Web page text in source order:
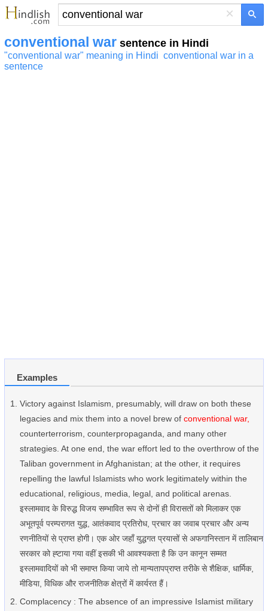
×
conventional war sentence in Hindi
"conventional war" meaning in Hindi conventional war in a
sentence
Examples
Victory against Islamism, presumably, will draw on both these
legacies and mix them into a novel brew of conventional war,
counterterrorism, counterpropaganda, and many other
strategies. At one end, the war effort led to the overthrow of the
Taliban government in Afghanistan; at the other, it requires
repelling the lawful Islamists who work legitimately within the
educational, religious, media, legal, and political arenas.
इस्लामवाद के विरुद्ध विजय सम्भावित रूप से दोनों ही विरासतों को मिलाकर एक
अभूतपूर्व परम्परागत युद्ध, आतंकवाद प्रतिरोध, प्रचार का जवाब प्रचार और अन्य
रणनीतियों से प्राप्त होगी। एक ओर जहाँ युद्धगत प्रयासों से अफगानिस्तान में तालिबान
सरकार को ह्टाया गया वहीं इसकी भी आवश्यकता है कि उन कानून सम्मत
इस्लामवादियों को भी समाप्त किया जाये तो मान्यतापप्राप्त तरीके से शैक्षिक, धार्मिक,
मीडिया, विधिक और राजनीतिक क्षेत्रों में कार्यरत हैं।
Complacency : The absence of an impressive Islamist military